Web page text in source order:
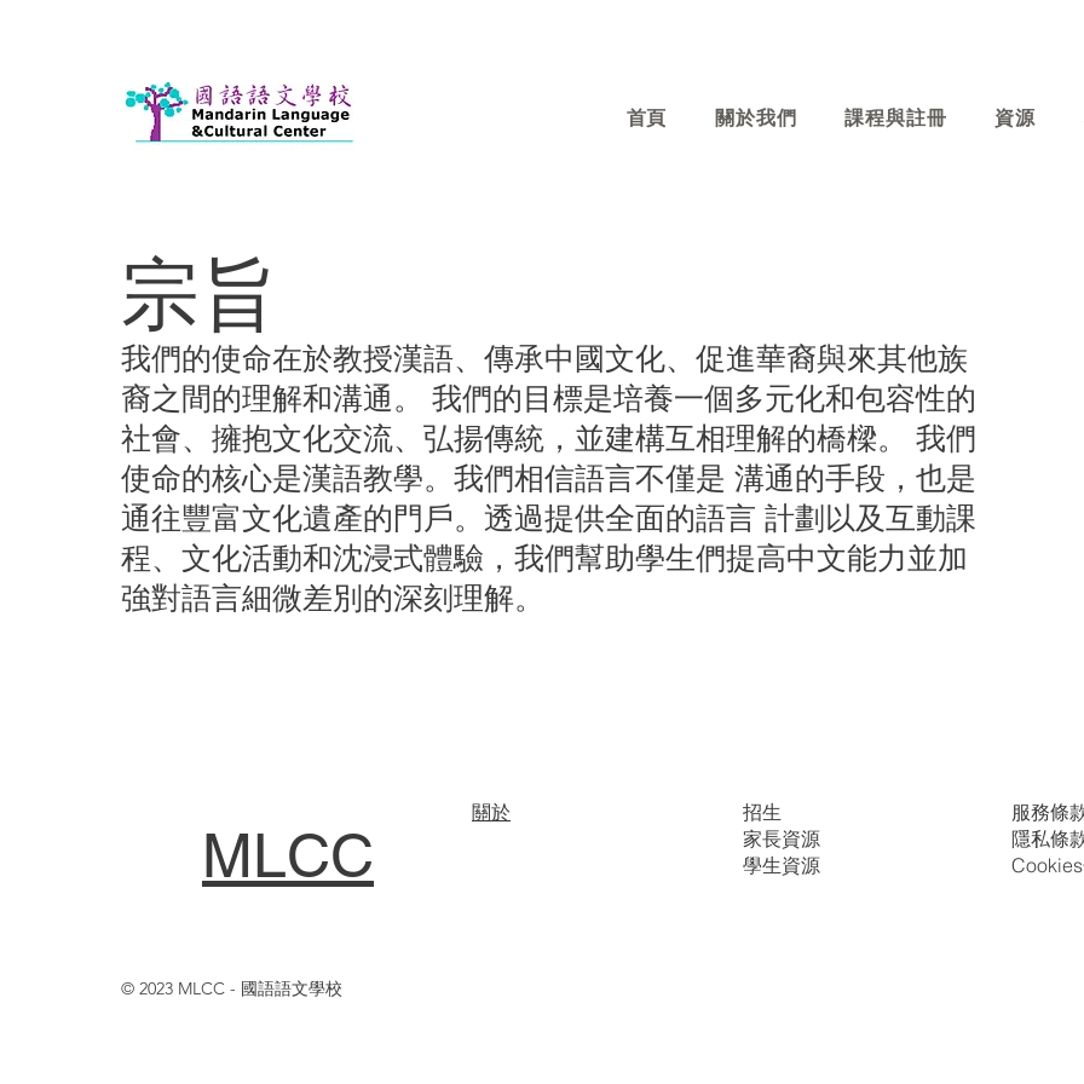
首頁 關於我們 課程與註冊 資源
​宗旨
我們的使命在於教授漢語、傳承中國文化、促進華裔與來其他族
裔之間的理解和溝通。 我們的目標是培養一個多元化和包容性的
社會、擁抱文化交流、弘揚傳統，並建構互相理解的橋樑。 我們
使命的核心是漢語教學。我們相信語言不僅是 溝通的手段，也是
通往豐富文化遺產的門戶。透過提供全面的語言 計劃以及互動課
程、文化活動和沈浸式體驗，我們幫助學生們提高中文能力並加
強對語言細微差別的深刻理解。
關於
招生
家長資源
學生資源
服務條
隱私條
© 2023 MLCC - 國語語文學校
MLCC